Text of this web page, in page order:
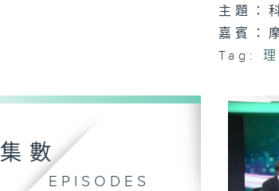
主題：
嘉賓：
Tag:
集數
EPISODES